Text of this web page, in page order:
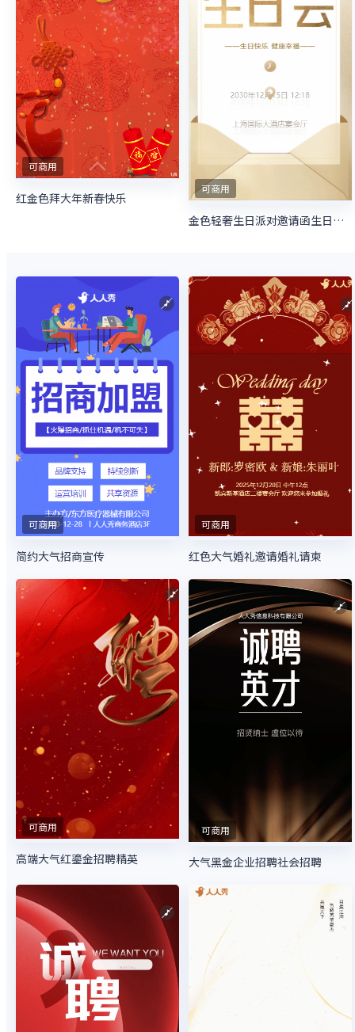
可商用
红金色拜大年新春快乐
可商用
金色轻奢生日派对邀请函生日宴会
可商用
简约大气招商宣传
可商用
红色大气婚礼邀请婚礼请柬
可商用
高端大气红鎏金招聘精英
可商用
大气黑金企业招聘社会招聘